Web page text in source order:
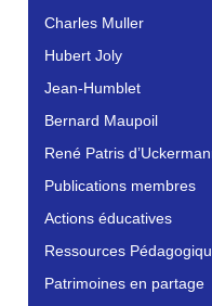
Charles Muller
Hubert Joly
Jean-Humblet
Bernard Maupoil
René Patris
Publications membres
Actions éducatives
Ressources
Patrimoines en partage